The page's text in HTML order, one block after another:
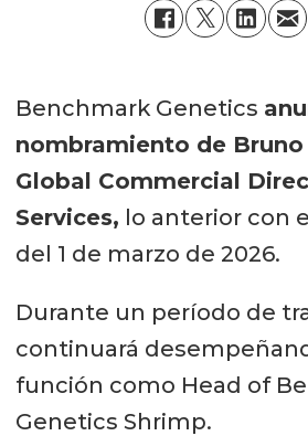
Benchmark Genetics
nombramiento de
Global Commercial
Services, lo anterior con
del 1 de marzo de 2026.
Durante un período de
continuará
función como Head of
Genetics Shrimp.